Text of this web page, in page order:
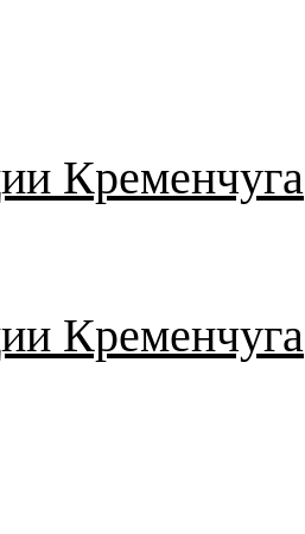
Кременчуга
Кременчуга